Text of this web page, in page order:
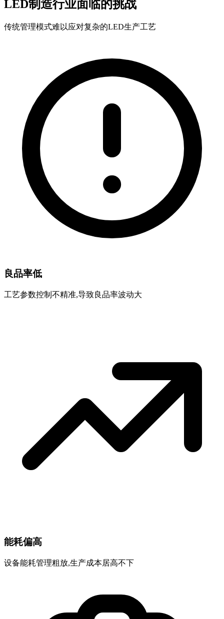
LED制造行业面临的挑战
传统管理模式难以应对复杂的LED生产工艺
良品率低
工艺参数控制不精准,导致良品率波动大
能耗偏高
设备能耗管理粗放,生产成本居高不下